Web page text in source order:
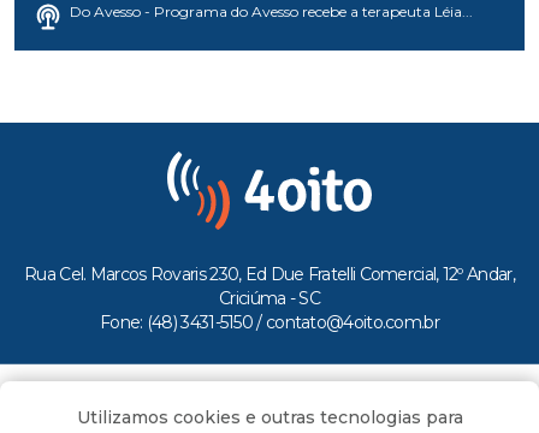
Do Avesso - Programa do Avesso recebe a terapeuta Léia...
Rua Cel. Marcos Rovaris 230, Ed Due Fratelli Comercial, 12º Andar,
Criciúma - SC
Fone: (48) 3431-5150 / contato@4oito.com.br
Todos os direitos reservados ao Portal 4oito
Utilizamos cookies e outras tecnologias para